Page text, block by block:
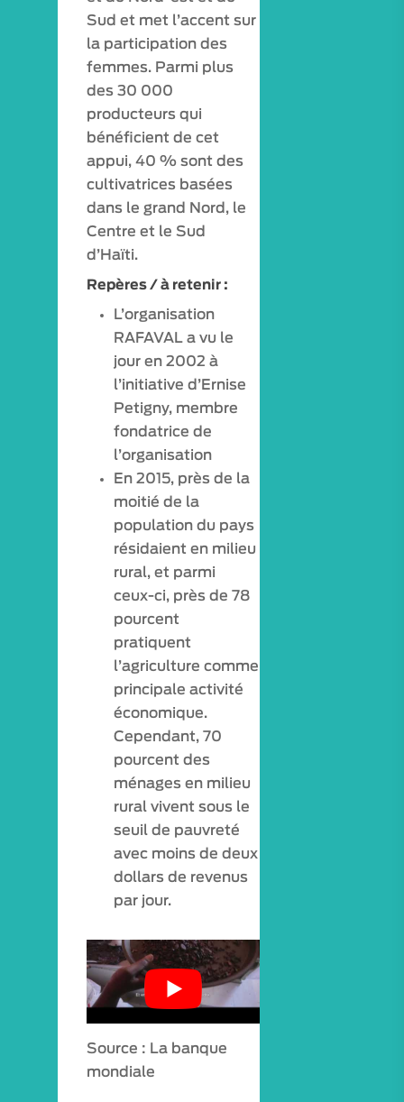
Sud et met l’accent sur
la participation des
femmes. Parmi plus
des 30 000
producteurs qui
bénéficient de cet
appui, 40 % sont des
cultivatrices basées
dans le grand Nord, le
Centre et le Sud
d’Haïti.
Repères / à retenir :
L’organisation
RAFAVAL a vu le
jour en 2002 à
l’initiative d’Ernise
Petigny, membre
fondatrice de
l’organisation
En 2015, près de la
moitié de la
population du pays
résidaient en milieu
rural, et parmi
ceux-ci, près de 78
pourcent
pratiquent
l’agriculture comme
principale activité
économique.
Cependant, 70
pourcent des
ménages en milieu
rural vivent sous le
seuil de pauvreté
avec moins de deux
dollars de revenus
par jour.
Source : La banque
mondiale
VISITES